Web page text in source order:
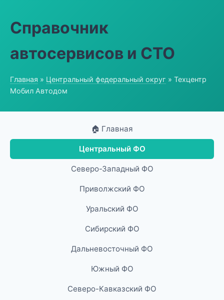
Справочник
автосервисов и СТО
Главная » Центральный федеральный округ » Техцентр
Мобил Автодом
🏠 Главная
Центральный ФО
Северо-Западный ФО
Приволжский ФО
Уральский ФО
Сибирский ФО
Дальневосточный ФО
Южный ФО
Северо-Кавказский ФО